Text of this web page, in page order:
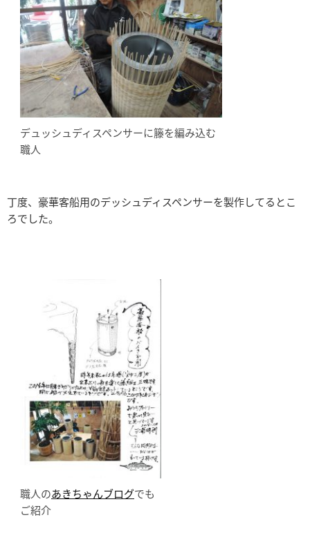
デュッシュディスペンサーに籐を編み込む
職人
丁度、豪華客船用のデッシュディスペンサーを製作してるとこ
ろでした。
職人のあきちゃんブログでも
ご紹介